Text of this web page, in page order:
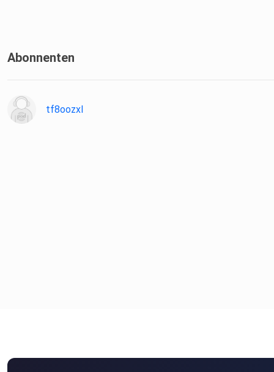
https://www.instagram.com/eissporthalle_bitburg/
Abonnenten
tf8oozxl